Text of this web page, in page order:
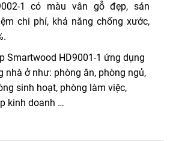
1 có màu vân gỗ đẹp, sản
chi phí, khả năng chống xước,
Smartwood HD9001-1 ứng dụng
nhà ở như: phòng ăn, phòng ngủ,
sinh hoạt, phòng làm việc,
kinh doanh …